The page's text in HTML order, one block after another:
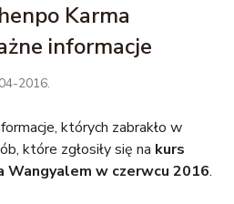
Karma
informacje
2016.
których zabrakło w
które zgłosiły się na kurs
Wangyalem w czerwcu 2016.